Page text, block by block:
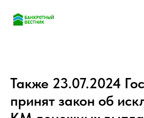
Также 23.07.2024
принят закон об